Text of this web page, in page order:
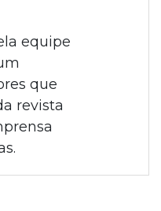
equipe
que
revista